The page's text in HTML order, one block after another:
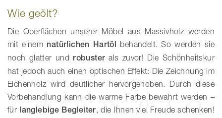
Wie geölt?
Die Oberflächen unserer Möbel aus Massivholz werden
mit einem natürlichen Hartöl
behandelt. So werden sie
noch glatter und robuster als zuvor! Die Schönheitskur
hat jedoch auch einen optischen Effekt: Die Zeichnung im
Eichenholz wird deutlicher hervorgehoben. Durch diese
Vorbehandlung kann die warme Farbe bewahrt werden –
für langlebige Begleiter, die Ihnen viel Freude schenken!